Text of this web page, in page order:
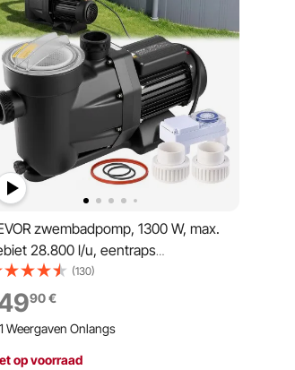
zwembadpomp, 1300 W, max.
28.800 l/u, eentraps
2850 tpm, max.
17 m, met 24-uurs timer
filtermand, voor bovengrondse en
zwembaden en spa's.
(130)
90€
Weergaven Onlangs
op voorraad